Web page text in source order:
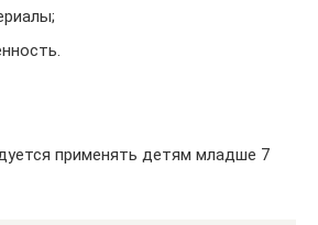
применять детям младше 7